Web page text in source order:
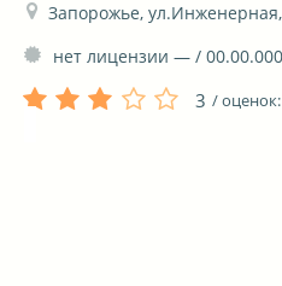
Запорожье,
нет лицензии — /
3 / оценок: